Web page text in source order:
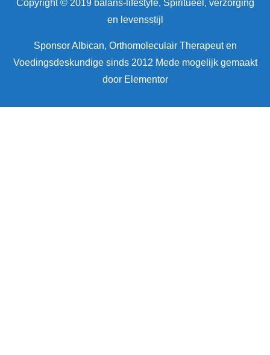
Copyright © 2019 balans-lifestyle, Spiritueel, verzorging
en levensstijl
Sponsor Albican, Orthomoleculair Therapeut en
Voedingsdeskundige sinds 2012 Mede mogelijk gemaakt
door Elementor